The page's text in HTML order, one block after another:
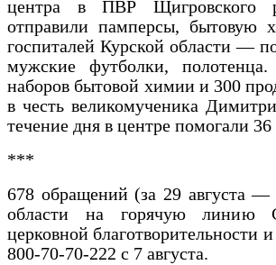
центра в ПВР Щигровского
отправили памперсы, бытовую
госпиталей Курской области —
мужские футболки,
наборов бытовой химии и 300
в честь великомученика
течение дня в центре помогали 36
***
678 обращений (за 29 августа
области на горячую линию
церковной
800-70-70-222 с 7 августа.